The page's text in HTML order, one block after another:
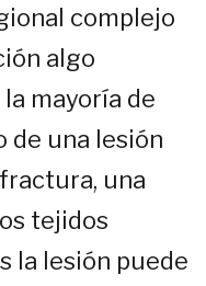
complejo
algo
mayoría de
de una lesión
una
tejidos
la lesión puede